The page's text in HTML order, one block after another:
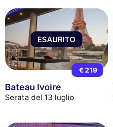
ESAURITO
€ 219
Bateau Ivoire
Serata del 13 luglio